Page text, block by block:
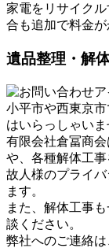
家電をリサイク
合も追加で料金が
遺品整理・解
小平市や西東京
はいらっしゃいま
有限会社倉冨商
や、各種解体工事
故人様のプライ
ます。
また、解体工事
談ください。
弊社へのご連絡